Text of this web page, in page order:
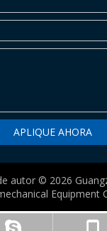
APLIQUE AHORA
autor © 2026
Equipment